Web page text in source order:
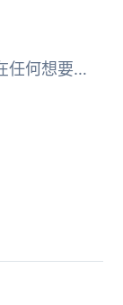
提供短代碼和模板標記，以在任何想要的地方放置彈出登錄表單...